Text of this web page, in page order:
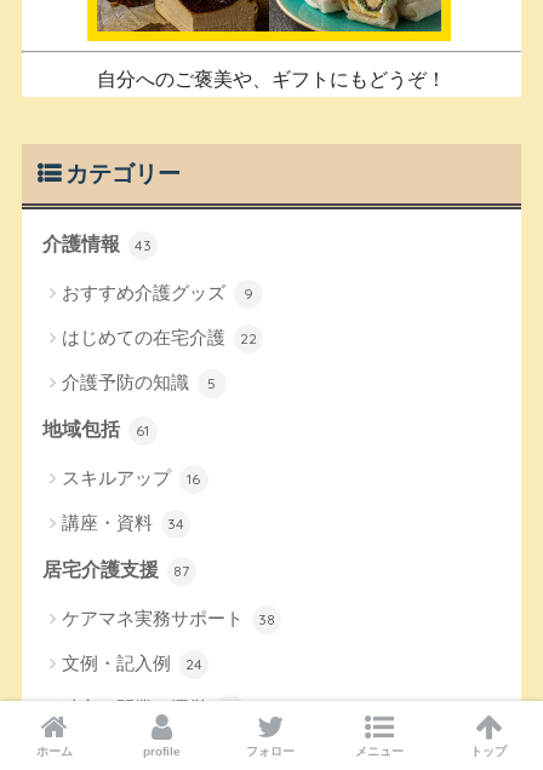
自分へのご褒美や、ギフトにもどうぞ！
カテゴリー
介護情報 43
おすすめ介護グッズ 9
はじめての在宅介護 22
介護予防の知識 5
地域包括 61
スキルアップ 16
講座・資料 34
居宅介護支援 87
ケアマネ実務サポート 38
文例・記入例 24
独立・開業・運営
転職・就職 11
ホーム profile フォロー メニュー トップ